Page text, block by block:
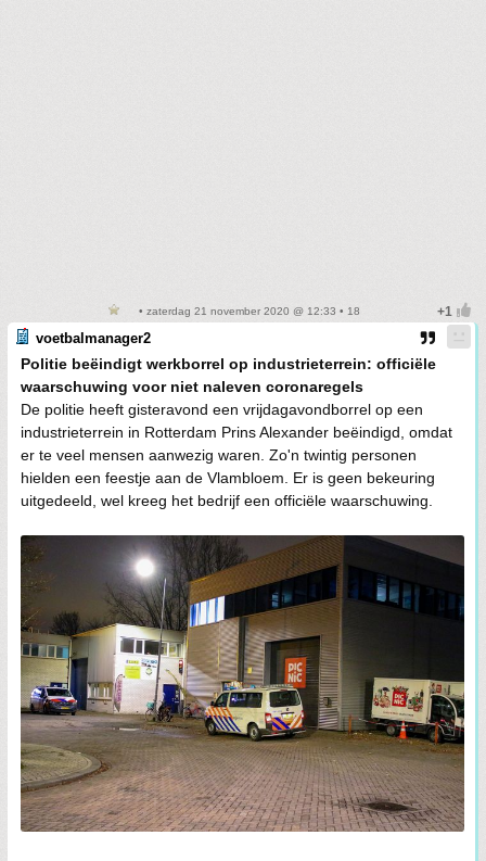
• zaterdag 21 november 2020 @ 12:33 • 18
voetbalmanager2
Politie beëindigt werkborrel op industrieterrein: officiële
waarschuwing voor niet naleven coronaregels
De politie heeft gisteravond een vrijdagavondborrel op een
industrieterrein in Rotterdam Prins Alexander beëindigd, omdat
er te veel mensen aanwezig waren. Zo'n twintig personen
hielden een feestje aan de Vlambloem. Er is geen bekeuring
uitgedeeld, wel kreeg het bedrijf een officiële waarschuwing.